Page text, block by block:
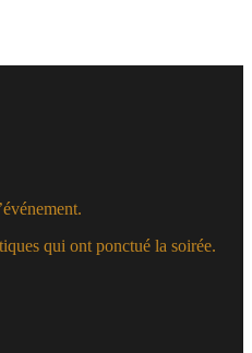
qui ont ponctué la soirée.